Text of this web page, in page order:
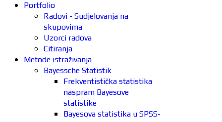
Portfolio
Radovi - Sudjelovanja na
skupovima
Uzorci radova
Citiranja
Metode istraživanja
Bayessche Statistik
Frekventistička statistika
naspram Bayesove
statistike
Bayesova statistika u SPSS-